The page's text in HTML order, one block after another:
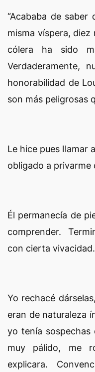
“Acababa de saber
misma víspera,
cólera ha sido
Verdaderamente,
honorabilidad de
son más peligrosas
Le hice pues llamar
obligado a privarme
Él permanecía de
comprender.
con cierta vivacidad.
Yo rechacé
eran de naturaleza
yo tenía sospechas
muy pálido, me
explicara.